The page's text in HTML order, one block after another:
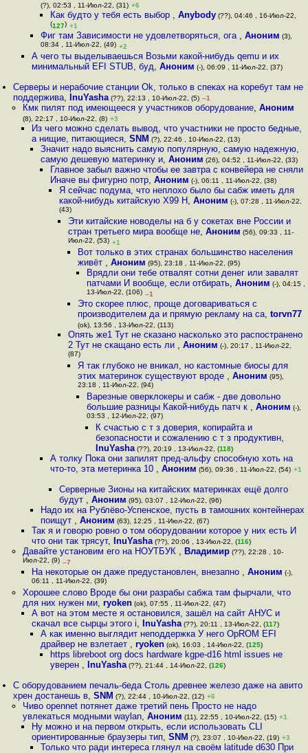
(?), 02:53 , 11-Июл-22, (31) +6
Как будто у тебя есть выбор , Anybody(??), 04:46 , 16-Июл-22,
(127) +1
Фиг там Зависимости не удовлетворяться, ога ,Аноним (3),
08:34 , 11-Июл-22, (49) +2
А чего ты выделываешься Возьми какой-нибудь qemu и их
минимальный EFI STUB, буд, Аноним (-), 06:09 , 11-Июл-22, (37)
Серверы и нерабочие станции Ok, только в спеках на коребут там не
поддержива, InuYasha (??), 22:13 , 10-Июл-22, (5) –1
Кмк пилят под имеющееся у участников оборудование, Аноним
(8), 22:17 , 10-Июл-22, (8) +3
Из чего можно сделать вывод, что участники не просто бедные,
а нищие, питающиеся, SNM (?), 22:46 , 10-Июл-22, (13)
Значит надо выяснить самую популярную, самую надежную,
самую дешевую материнку и,Аноним (26), 04:52 , 11-Июл-22, (33)
Главное забыл важно чтобы ее завтра с конвейера не сняли
Иначе вы фигурно потр, Аноним (-), 06:11 , 11-Июл-22, (38)
Я сейчас подума, что неплохо было бы сабж иметь для
какой-нибудь китайскую X99 H, Аноним (-), 07:28 , 11-Июл-22,
(43)
Эти китайские новоделы на б у сокетах вне России и
стран третьего мира вообще не,Аноним (56), 09:33 , 11-
Июл-22, (53) +1
Вот только в этих странах большинство населения
живёт , Аноним (95), 23:18 , 11-Июл-22, (95)
Врядли они тебе отвалят сотни денег или завалят
патчами И вообще, если отбирать, Аноним (-), 04:15 ,
13-Июл-22, (106) –1
Это скорее плюс, проще договариваться с
производителем да и прямую рекламу на са, torvn77
(ok), 13:56 , 13-Июл-22, (113)
Опять же1 Тут не сказано насколько это распостранено
2 Тут не скащано есть ли ,Аноним (-), 20:17 , 11-Июл-22,
(87)
Я так глубоко не вникал, но кастомные биосы для
этих материнок существуют вроде , Аноним (95),
23:18 , 11-Июл-22, (94)
Варезные оверклокеры и сабж - две довольно
большие разницы Какой-нибудь патч к , Аноним (-),
03:53 , 12-Июл-22, (97)
К счастью с т з доверия, копирайта и
безопасности и сожалению с т з продуктивн,
InuYasha (??), 20:19 , 13-Июл-22, (118)
А толку Пока они запилят пред-альфу способную хоть на
что-то, эта метеринка 10 , Аноним (56), 09:36 , 11-Июл-22, (54) +1
Серверные Зионы на китайских материнках ещё долго
будут , Аноним (95), 03:07 , 12-Июл-22, (96)
Надо их на Рублёво-Успенское, пусть в тамошних контейнерах
поищут ,Аноним (63), 12:25 , 11-Июл-22, (67)
Так я и говорю ровно о том оборудовании которое у них есть И
что они так трясут, InuYasha(??), 20:06 , 13-Июл-22, (116)
Давайте установим его на НОУТБУК , Владимир(??), 22:28 , 10-
Июл-22, (9) –7
На некоторые он даже предустановлен, внезапно , Аноним (-),
06:11 , 11-Июл-22, (39)
Хорошее слово Вроде бы они разрабы сабжа там фырчали, что
для них нужен ми, ryoken(ok), 07:55 , 11-Июл-22, (47)
А вот на этом месте я остановился, зашёл на сайт АНУС и
скачал все сырцы этого i, InuYasha(??), 20:11 , 13-Июл-22, (117)
А как именно выглядит неподдержка У него OpROM EFI
драйвер не взлетает ,ryoken (ok), 16:03 , 14-Июл-22, (125)
https libreboot org docs hardware kgpe-d16 html issues не
уверен , InuYasha(??), 21:44 , 14-Июл-22, (126)
С оборудованием печаль-беда Столь древнее железо даже на авито
хрен достанешь в,SNM (?), 22:44 , 10-Июл-22, (12) +6
Чиво opennet потянет даже третий пень Просто не надо
увлекаться модными waylan, Аноним (11), 22:55 , 10-Июл-22, (15) +1
Ну можно и на первом открыть, если использовать CLI
ориентированные браузеры тип, SNM (?), 23:07 , 10-Июл-22, (19) +3
Только что ради интереса глянул на своём latitude d630 При